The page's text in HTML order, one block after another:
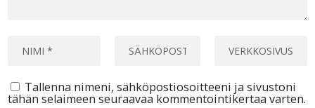
Tallenna nimeni, sähköpostiosoitteeni ja sivustoni
tähän selaimeen seuraavaa kommentointikertaa varten.